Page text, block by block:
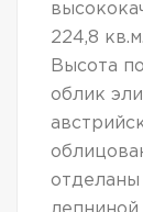
224,8
Высота
облик
отделаны